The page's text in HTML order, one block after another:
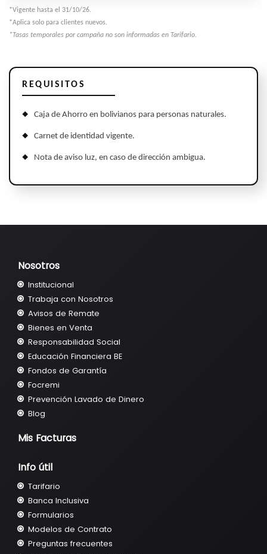
*Vigente hasta el 31/10/26.
*Aplica solo para clientes nuevos.
*Tasas temporales por campaña no son informadas en Tarifario.
REQUISITOS
Caja de Ahorro en bolivianos para personas naturales.
Carnet de identidad vigente.
Nota de aviso luz, en caso de dirección ambigua.
Nosotros
Institucional
Trabaja con Nosotros
Avisos de Remate
Bienes en Venta
Responsabilidad Social
Educación Financiera BE
Fondos de Garantía
Focremi
Prevención Lavado de Dinero
Blog
Mis Facturas
Info útil
Tarifario
Banca Inclusiva
Formularios
Modelos de Contrato
Preguntas frecuentes